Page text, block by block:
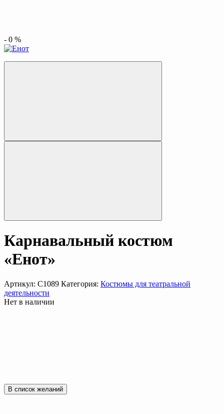
- 0 %
Карнавальный костюм
«Енот»
Артикул: С1089 Категория: Костюмы для театральной
деятельности
Нет в наличии
В список желаний